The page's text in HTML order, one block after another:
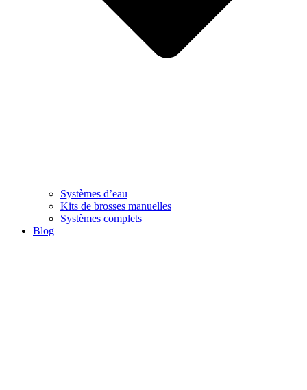
Systèmes d’eau
Kits de brosses manuelles
Systèmes complets
Blog